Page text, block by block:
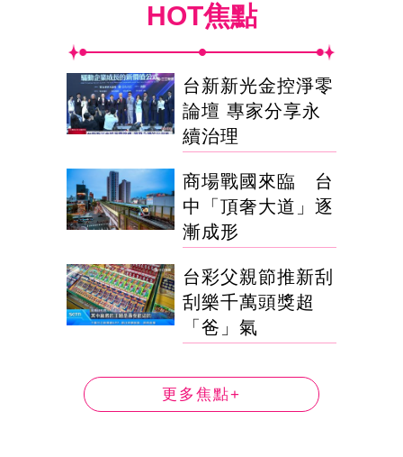
HOT焦點
台新新光金控淨零
論壇 專家分享永
續治理
商場戰國來臨 台
中「頂奢大道」逐
漸成形
台彩父親節推新刮
刮樂千萬頭獎超
「爸」氣
更多焦點+